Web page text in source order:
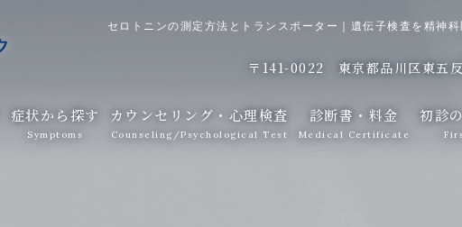
セロトニンの測定方法とトランスポーター｜遺伝子検査を精神
〒141-0022 東京都品川区東五
症状から探す
Symptoms
カウンセリング・心理検査
Counseling/Psychological Test
診断書・料金
Medical Certificate
初診